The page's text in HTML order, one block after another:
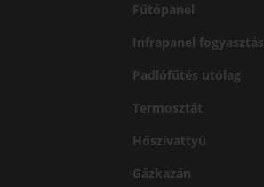
Fűtőpanel
Infrapanel fogyasztás
Padlófűtés utólag
Termosztát
Hőszivattyú
Gázkazán